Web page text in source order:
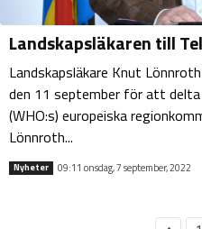
Landskapsläkaren till
Landskapsläkare Knut
den 11 september för att
(WHO:s) europeiska
Lönnroth...
Nyheter 09:11 onsdag, 7 september, 2022